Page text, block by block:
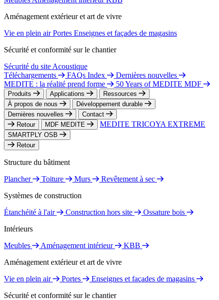
Aménagement extérieur et art de vivre
Vie en plein airPortes Enseignes et façades de magasins
Sécurité et conformité sur le chantier
Sécurité du site Acoustique
Téléchargements
FAQs Index
Dernières nouvelles
MEDITE : la réalité prend forme
50 Years of MEDITE MDF
Produits Applications
Ressources
À propos de nous
Développement durable
Dernières nouvelles
Contact
Retour
MDF MEDITE MEDITE TRICOYA EXTREME
SMARTPLY OSB
Retour
Structure du bâtiment
Plancher
Toiture Murs
Revêtement à sec
Systèmes de construction
Étanchéité à l'air
Construction hors site
Ossature bois
Intérieurs
Meubles
Aménagement intérieur
KBB
Aménagement extérieur et art de vivre
Vie en plein air
Portes
Enseignes et façades de magasins
Sécurité et conformité sur le chantier